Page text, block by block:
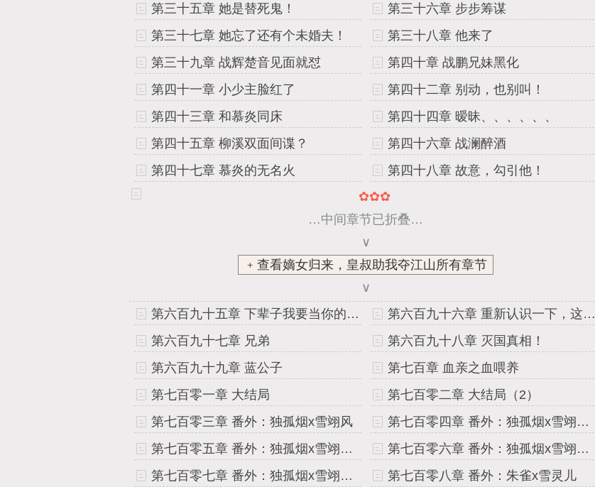
第三十五章 她是替死鬼！
第三十六章 步步筹谋
第三十七章 她忘了还有个未婚夫！
第三十八章 他来了
第三十九章 战辉楚音见面就怼
第四十章 战鹏兄妹黑化
第四十一章 小少主脸红了
第四十二章 别动，也别叫！
第四十三章 和慕炎同床
第四十四章 暧昧、、、、、、
第四十五章 柳溪双面间谍？
第四十六章 战澜醉酒
第四十七章 慕炎的无名火
第四十八章 故意，勾引他！
✿✿✿
…中间章节已折叠…
∨
﹢查看嫡女归来，皇叔助我夺江山所有章节
∨
第六百九十五章 下辈子我要当你的男人
第六百九十六章 重新认识一下，这是你皇嫂战澜！
第六百九十七章 兄弟
第六百九十八章 灭国真相！
第六百九十九章 蓝公子
第七百章 血亲之血喂养
第七百零一章 大结局
第七百零二章 大结局（2）
第七百零三章 番外：独孤烟x雪翊风
第七百零四章 番外：独孤烟x雪翊风（2）
第七百零五章 番外：独孤烟x雪翊风（3）
第七百零六章 番外：独孤烟x雪翊风（4）
第七百零七章 番外：独孤烟x雪翊风（5）
第七百零八章 番外：朱雀x雪灵儿